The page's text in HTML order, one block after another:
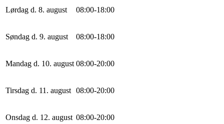
Lørdag d. 8. august 08:00-18:00
Søndag d. 9. august 08:00-18:00
Mandag d. 10. august 08:00-20:00
Tirsdag d. 11. august 08:00-20:00
Onsdag d. 12. august 08:00-20:00